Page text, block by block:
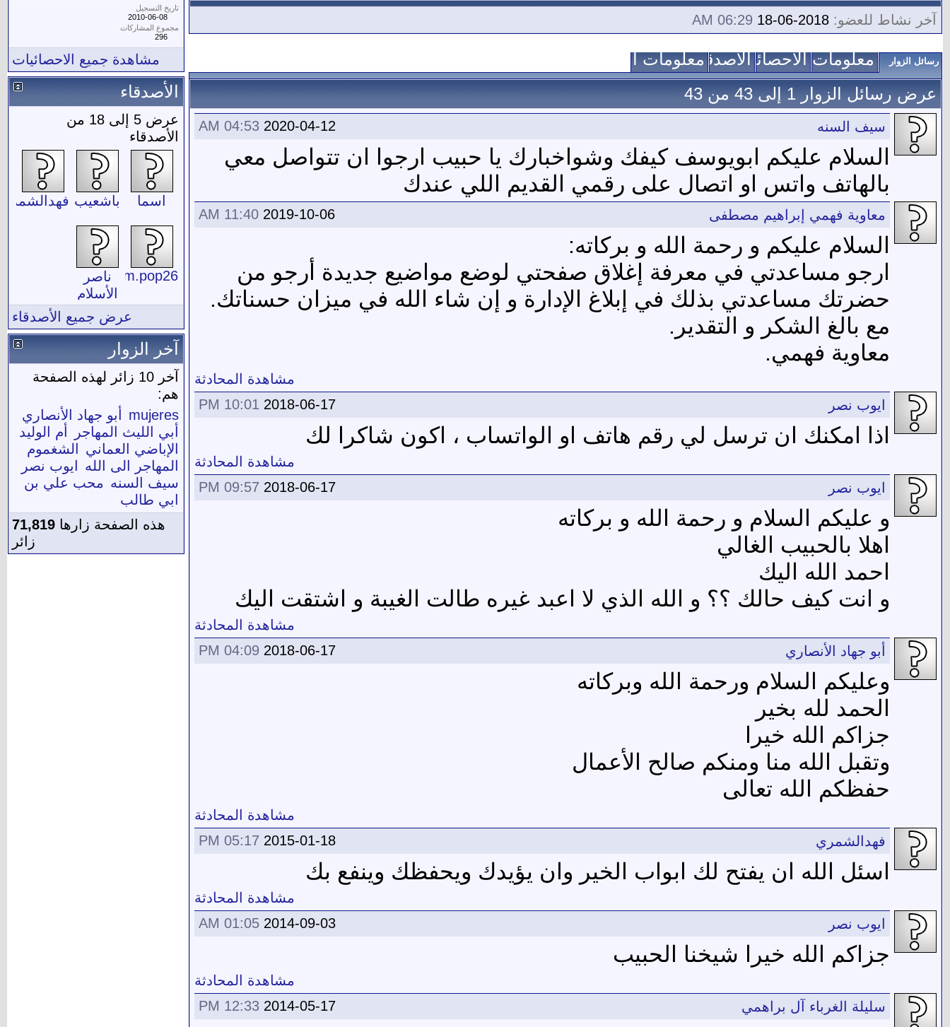
آخر نشاط للعضو: 06:29 AM
رسائل الزوار معلومات عنيالاحصائياتالأصدقاءمعلومات الاتصال
عرض رسائل الزوار 1 إلى
43من43
2020-04-12
04:53 AM سيف السنه
السلام عليكم ابويوسف كيفك وشواخبارك يا حبيب ارجوا ان تتواصل معي
بالهاتف واتس او اتصال على رقمي القديم اللي عندك
2019-10-06
11:40 AM معاوية فهمي إبراهيم مصطفى
السلام عليكم و رحمة الله و بركاته:
ارجو مساعدتي في معرفة إغلاق صفحتي لوضع مواضيع جديدة أرجو من
حضرتك مساعدتي بذلك في إبلاغ الإدارة و إن شاء الله في ميزان حسناتك.
مع بالغ الشكر و التقدير.
معاوية فهمي.
مشاهدة المحادثة
2018-06-17
10:01 PM ايوب نصر
اذا امكنك ان ترسل لي رقم هاتف او الواتساب ، اكون شاكرا لك
مشاهدة المحادثة
2018-06-17
09:57 PM ايوب نصر
و عليكم السلام و رحمة الله و بركاته
اهلا بالحبيب الغالي
احمد الله اليك
و انت كيف حالك ؟؟ و الله الذي لا اعبد غيره طالت الغيبة و اشتقت اليك
مشاهدة المحادثة
2018-06-17
04:09 PM أبو جهاد الأنصاري
وعليكم السلام ورحمة الله وبركاته
الحمد لله بخير
جزاكم الله خيرا
وتقبل الله منا ومنكم صالح الأعمال
حفظكم الله تعالى
مشاهدة المحادثة
2015-01-18
05:17 PM فهدالشمري
اسئل الله ان يفتح لك ابواب الخير وان يؤيدك ويحفظك وينفع بك
مشاهدة المحادثة
2014-09-03
01:05 AM ايوب نصر
جزاكم الله خيرا شيخنا الحبيب
مشاهدة المحادثة
2014-05-17
12:33 PM سليلة الغرباء آل براهمي
تاريخ التسجيل
2010-06-08
مجموع المشاركات
296
مشاهدة جميع الاحصائيات
الأصدقاء
عرض 5 إلى 18 من
الأصدقاء
اسما باشعيب فهدالشمري
mam.pop26ناصر
الأسلام
عرض جميع الأصدقاء
آخر الزوار
آخر 10 زائر لهذه الصفحة
هم:
mujeres
أبو جهاد الأنصاري
أبي الليث المهاجر
أم الوليد
الإباضي العماني
الشغموم
المهاجر الى الله
ايوب نصر
سيف السنه محب علي بن
ابي طالب
هذه الصفحة زارها 71,819
زائر